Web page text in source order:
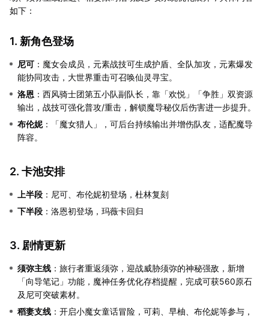
如下：
1. 新角色登场
尼可 ：魔女会成员，元素战技可生成护盾、全队加攻，元素爆发
能协同攻击，大世界重击可召唤仙灵寻宝。
洛恩 ：西风骑士团第五小队副队长，靠「欢悦」「争胜」双资源
输出，战技可强化普攻/重击，解锁魔导秘仪后伤害进一步提升。
布伦妮：「魔女猎人」，可后台持续输出并增伤队友，适配魔导
阵容。
2. 卡池安排
上半段 ：尼可、布伦妮初登场，杜林复刻
下半段 ：洛恩初登场，玛薇卡回归
3. 剧情更新
须弥主线 ：旅行者重返须弥，迎战威胁须弥的神秘强敌，新增
「向导笔记」功能，魔神任务优化存档提醒，完成可获560原石
及尼可突破素材。
稻妻支线 ：开启小魔女童话冒险，可莉、早柚、布伦妮等参与，